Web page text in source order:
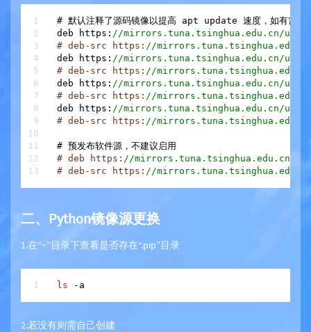
# 默认注释了源码镜像以提高 apt update 速度，如有需要
deb https: //mirrors.tuna.tsinghua.edu.cn/
# deb-src https: //
deb https: //mirrors.tuna.tsinghua.edu.cn/
# deb-src https: //
deb https: //mirrors.tuna.tsinghua.edu.cn/
# deb-src https: //
deb https: //mirrors.tuna.tsinghua.edu.cn/
# deb-src https: //
# deb https: //mirrors.tuna.tsinghua.edu.cn/
# deb-src https: //
二、Python镜像源更换
1.在“~”目录下查看是否存在“.pip”目录
ls
2.若没有则需自己创建